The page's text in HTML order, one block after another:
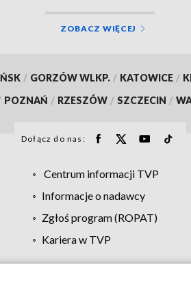
ZOBACZ WIĘCEJ
/ GORZÓW WLKP. / KATOWICE /
POZNAŃ / RZESZÓW / SZCZECIN /
Dołącz do nas:
Centrum informacji TVP
Informacje o nadawcy
Zgłoś program (ROPAT)
Kariera w TVP